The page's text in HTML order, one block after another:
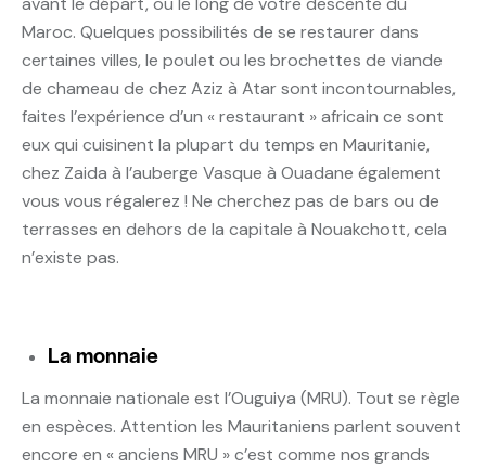
Maroc. Quelques possibilités de se restaurer dans
certaines villes, le poulet ou les brochettes de viande
de chameau de chez Aziz à Atar sont incontournables,
faites l’expérience d’un « restaurant » africain ce sont
eux qui cuisinent la plupart du temps en Mauritanie,
chez Zaida à l’auberge Vasque à Ouadane également
vous vous régalerez ! Ne cherchez pas de bars ou de
terrasses en dehors de la capitale à Nouakchott, cela
n’existe pas.
La monnaie
La monnaie nationale est l’Ouguiya (MRU). Tout se règle
en espèces. Attention les Mauritaniens parlent souvent
encore en « anciens MRU » c’est comme nos grands